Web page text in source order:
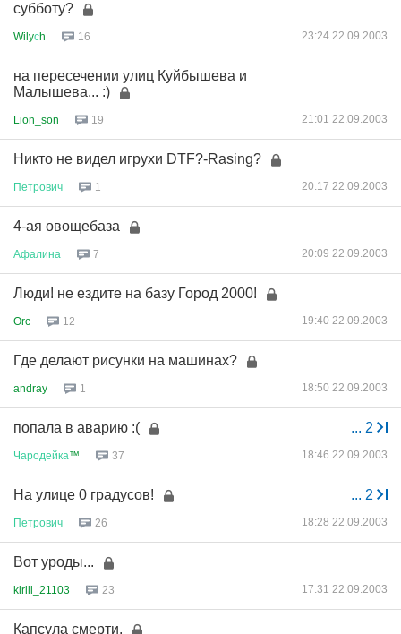
субботу?
Wilyсh 16 23:24 22.09.2003
на пересечении улиц Куйбышева и
Малышева... :)
Lion_son 19 21:01 22.09.2003
Никто не видел игрухи DTF?-Rasing?
Петрович 1 20:17 22.09.2003
4-ая овощебаза
Афалина 7 20:09 22.09.2003
Люди! не ездите на базу Город 2000!
Orc 12 19:40 22.09.2003
Где делают рисунки на машинах?
andray 1 18:50 22.09.2003
... 2
попала в аварию :(
Чародейка™ 37 18:46 22.09.2003
... 2
На улице 0 градусов!
Петрович 26 18:28 22.09.2003
Вот уроды...
kirill_21103 23 17:31 22.09.2003
Капсула смерти.